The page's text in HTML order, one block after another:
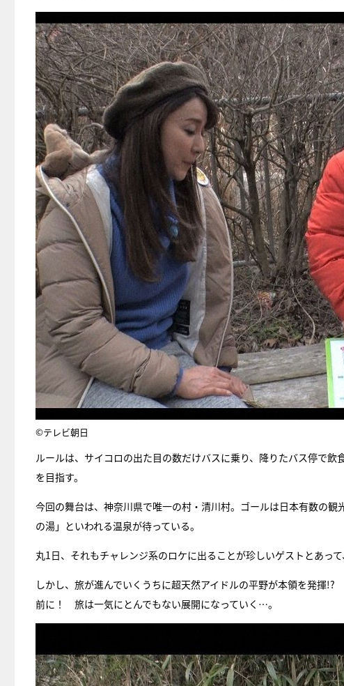
©テレビ朝日
ルールは、サイコロの出た目の数だけバスに乗り、降りたバス停で
を目指す。
今回の舞台は、神奈川県で唯一の村・清川村。ゴールは日本有数の
の湯」といわれる温泉が待っている。
丸1日、それもチャレンジ系のロケに出ることが珍しいゲストとあっ
しかし、旅が進んでいくうちに超天然アイドルの平野が本領を発揮
前に！ 旅は一気にとんでもない展開になっていく…。